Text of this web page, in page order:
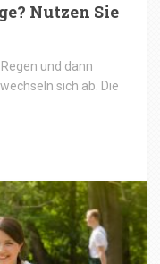
Nutzen Sie
und dann
sich ab. Die